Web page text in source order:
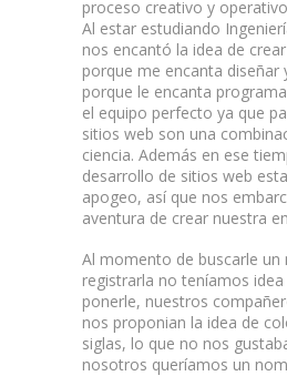
proceso creativo y
Al estar estudiando
nos encantó la idea de
porque me encanta diseñar
porque le encanta
el equipo perfecto ya que
sitios web son una
ciencia. Además en ese
desarrollo de sitios web
apogeo, así que nos
aventura de crear nuestra
Al momento de buscarle un
registrarla no teníamos
ponerle, nuestros
nos proponian la idea de
siglas, lo que no nos
nosotros queríamos un